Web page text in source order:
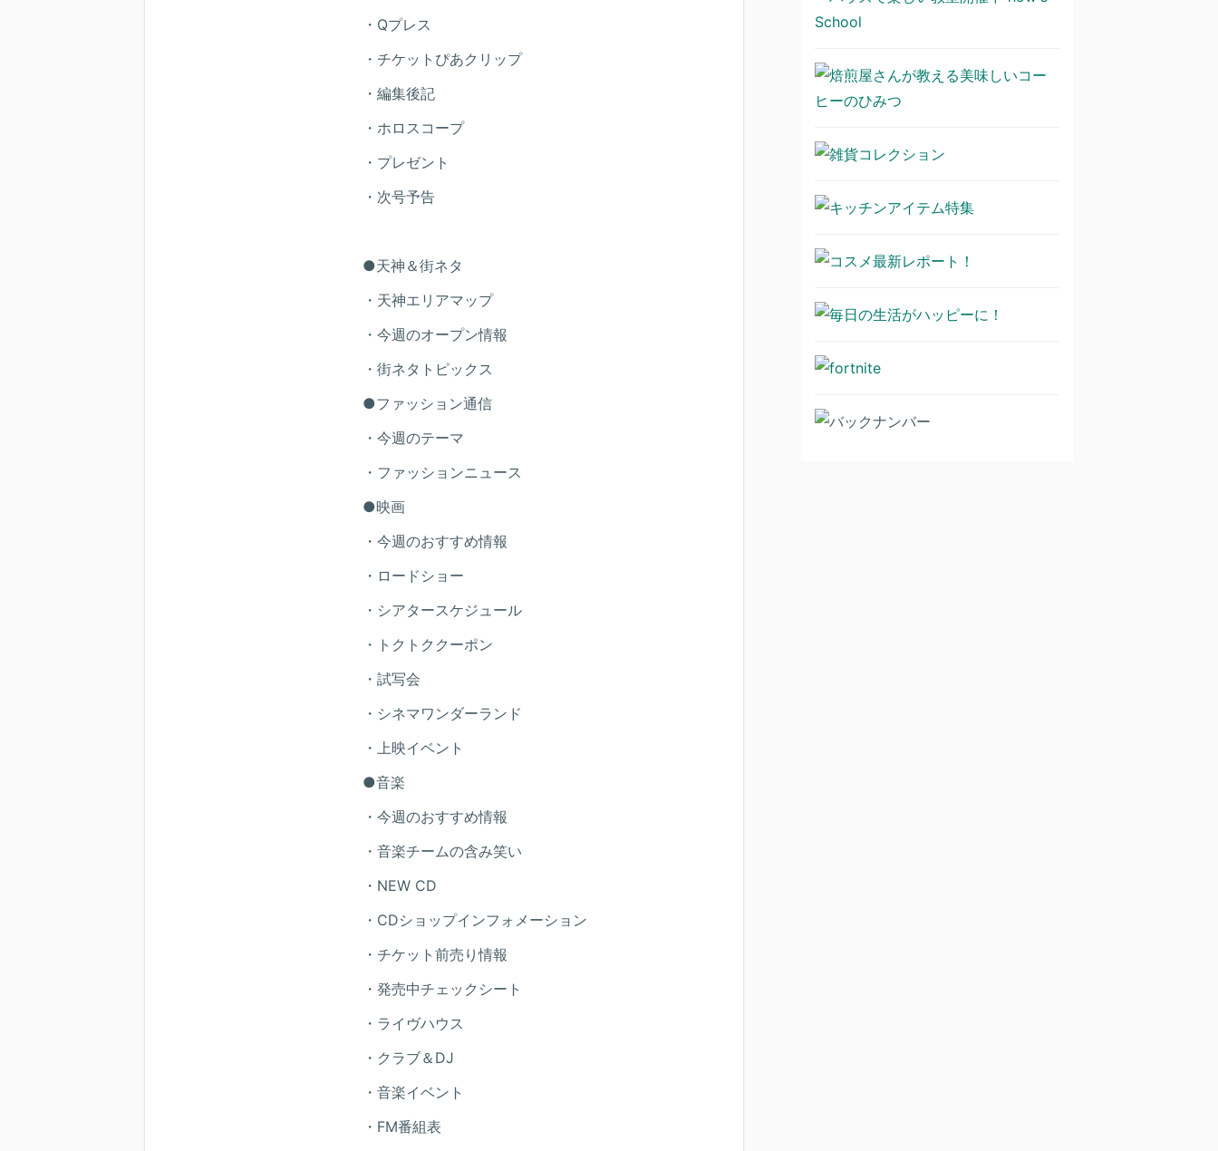
・Qプレス
・チケットぴあクリップ
・編集後記
・ホロスコープ
・プレゼント
・次号予告
●天神＆街ネタ
・天神エリアマップ
・今週のオープン情報
・街ネタトピックス
●ファッション通信
・今週のテーマ
・ファッションニュース
●映画
・今週のおすすめ情報
・ロードショー
・シアタースケジュール
・トクトククーポン
・試写会
・シネマワンダーランド
・上映イベント
●音楽
・今週のおすすめ情報
・音楽チームの含み笑い
・NEW CD
・CDショップインフォメーション
・チケット前売り情報
・発売中チェックシート
・ライヴハウス
・クラブ＆DJ
・音楽イベント
・FM番組表